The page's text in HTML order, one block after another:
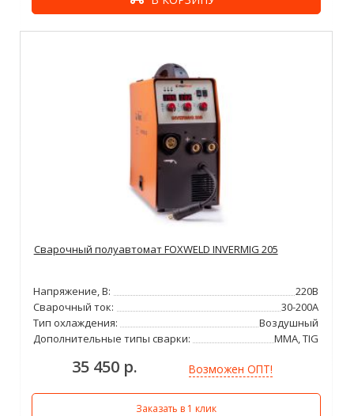
Сварочный полуавтомат FOXWELD INVERMIG 205
Напряжение, В:
220В
Сварочный ток:
30-200А
Тип охлаждения:
Воздушный
Дополнительные типы сварки:
MMA, TIG
35 450 р. Возможен ОПТ!
Заказать в 1 клик